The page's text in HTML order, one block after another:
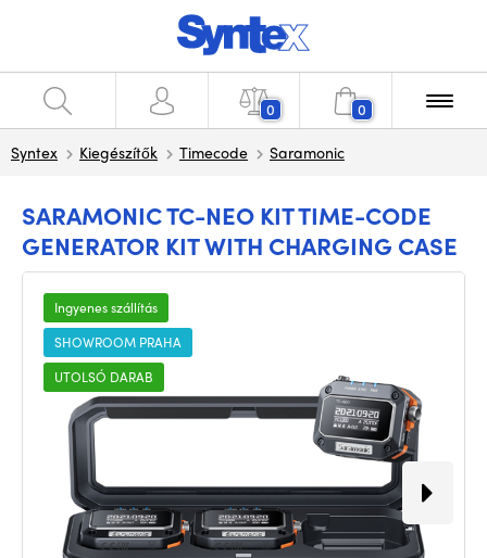
0 0
Syntex Kiegészítők Timecode Saramonic
SARAMONIC TC-NEO KIT TIME-CODE
GENERATOR KIT WITH CHARGING CASE
Ingyenes szállítás
SHOWROOM PRAHA
UTOLSÓ DARAB